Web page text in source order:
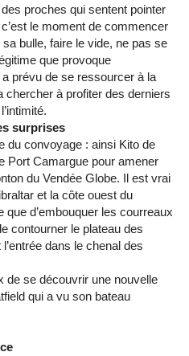
proches qui sentent pointer
le moment de commencer
bulle, faire le vide, ne pas se
que provoque
prévu de se ressourcer à la
chercher à profiter des derniers
surprises
du convoyage : ainsi Kito de
Port Camargue pour amener
du Vendée Globe. Il est vrai
et la côte ouest du
d’embouquer les courreaux
contourner le plateau des
dans le chenal des
de se découvrir une nouvelle
qui a vu son bateau